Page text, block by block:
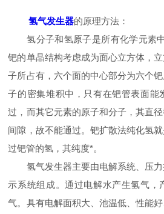
氢气发生器的原理方法：
氢分子和氢原子是所有化学元素
钯的单晶结构考虑成为面心立方体，
子所占有，六个面的中心部分为六个
子的密集堆积中，只有在钯管表面能
过，而其它元素的原子和分子，其直
间隙，故不能通过。钯扩散法纯化氢
过钯管的氢，其纯度*。
氢气发生器主要由电解系统、压力
示系统组成。通过电解水产生氢气，
气。具有电解面积大、池温低、性能